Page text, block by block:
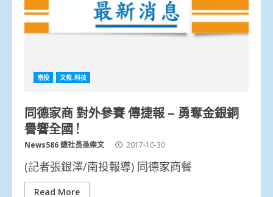
南投 文教.科技
同德家商 對外參賽 傳捷報 – 勇奪金銀銅
譽響全國 !
News586 總社長孫崇文 2017-10-30
(記者張銀澤/南投報導) 同德家商餐
Read More